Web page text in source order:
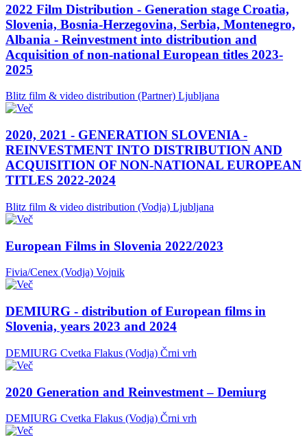
2022 Film Distribution - Generation stage Croatia,
Slovenia, Bosnia-Herzegovina, Serbia, Montenegro,
Albania - Reinvestment into distribution and
Acquisition of non-national European titles 2023-
2025
Blitz film & video distribution (Partner) Ljubljana
2020, 2021 - GENERATION SLOVENIA -
REINVESTMENT INTO DISTRIBUTION AND
ACQUISITION OF NON-NATIONAL EUROPEAN
TITLES 2022-2024
Blitz film & video distribution (Vodja) Ljubljana
European Films in Slovenia 2022/2023
Fivia/Cenex (Vodja) Vojnik
DEMIURG - distribution of European films in
Slovenia, years 2023 and 2024
DEMIURG Cvetka Flakus (Vodja) Črni vrh
2020 Generation and Reinvestment – Demiurg
DEMIURG Cvetka Flakus (Vodja) Črni vrh